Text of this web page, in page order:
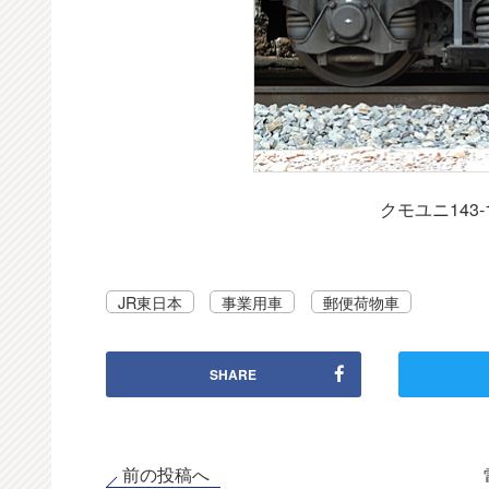
クモユニ
JR東日本 事業用車 郵便荷物車
SHARE
前の投稿へ